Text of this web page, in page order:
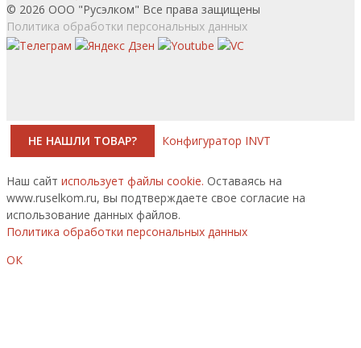
© 2026 ООО "Русэлком" Все права защищены
Политика обработки персональных данных
НЕ НАШЛИ ТОВАР? Конфигуратор INVT
Наш сайт использует файлы cookie. Оставаясь на
www.ruselkom.ru, вы подтверждаете свое согласие на
использование данных файлов.
Политика обработки персональных данных
ОК